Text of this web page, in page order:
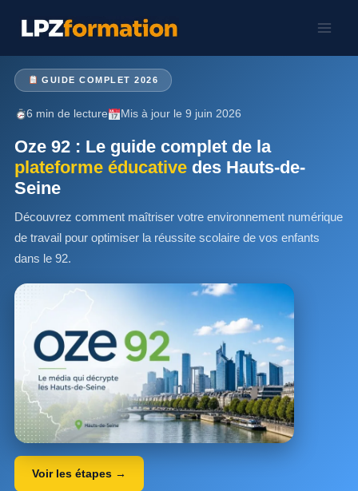
contenu
GUIDE COMPLET 2026
6 min de lecture Mis à jour le 9 juin 2026
Oze 92 : Le guide complet de la
plateforme éducative des Hauts-de-
Seine
Découvrez comment maîtriser votre environnement numérique
de travail pour optimiser la réussite scolaire de vos enfants
dans le 92.
Voir les étapes →